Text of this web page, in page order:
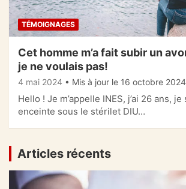
TÉMOIGNAGES
Cet homme m’a fait subir un
je ne voulais pas!
4 mai 2024 • Mis à jour le 16 octobre 2024
Hello ! Je m’appelle INES, j’ai 26 ans,
enceinte sous le stérilet DIU…
Articles récents